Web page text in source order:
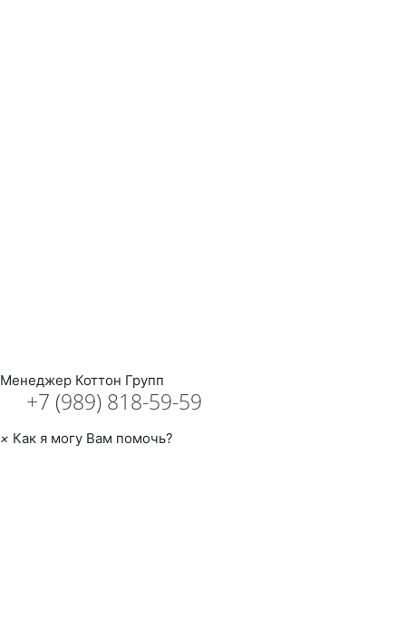
Менеджер Коттон Групп
+7 (989) 818-59-59
× Как я могу Вам помочь?